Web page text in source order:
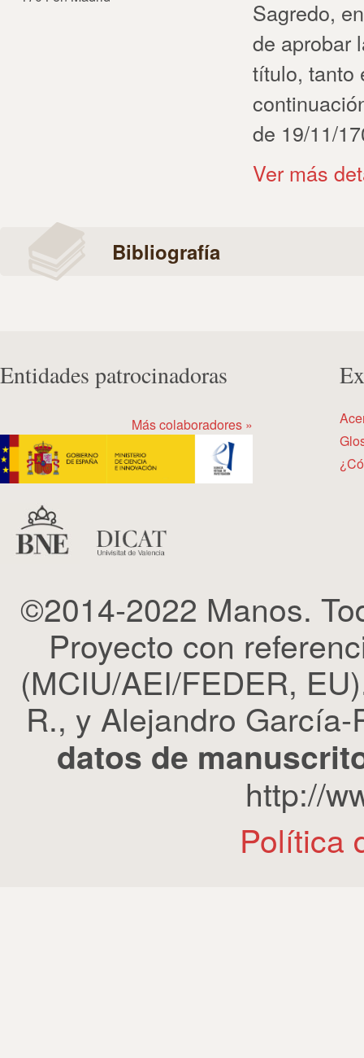
Sagredo,
de aprobar
título, tanto
de 19/11/
Ver más
Bibliografía
Entidades patrocinadoras
Más colaboradores »
©2014-2022 Manos.
Proyecto con
(MCIU/AEI/FEDER,
R., y Alejandro
datos de
http://
Política